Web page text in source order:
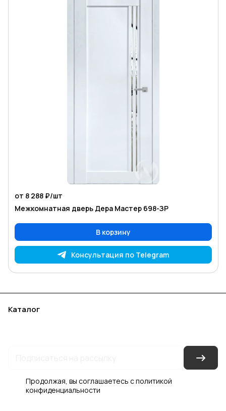
от 8 288 ₽/шт
Межкомнатная дверь Дера Мастер 698-ЗР
В корзину
Консультация по Telegram
Каталог
Продолжая, вы соглашаетесь сполитикой
конфиденциальности